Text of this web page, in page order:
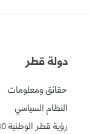
دولة قطر
حقائق ومعلومات
النظام السياسي
رؤية قطر الوطنية 2030